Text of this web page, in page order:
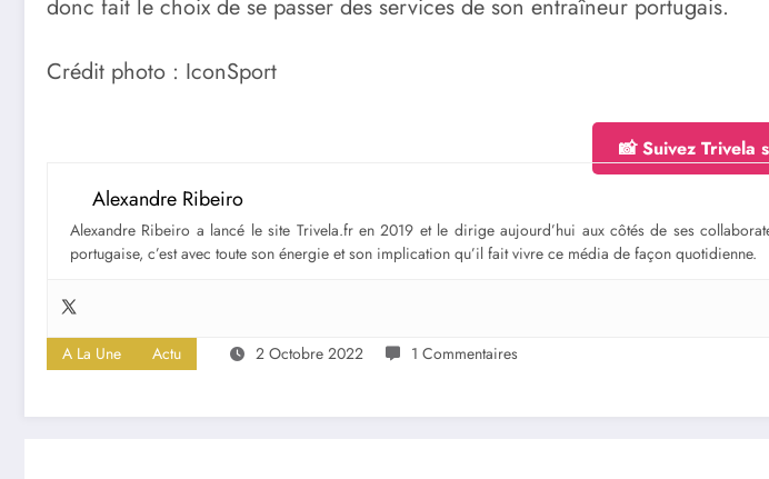
donc fait le choix de se passer des services de son entraîneur portugais.
Crédit photo : IconSport
📸 Suivez Trivela
Alexandre Ribeiro
Alexandre Ribeiro a lancé le site Trivela.fr en 2019 et le dirige aujourd’hui aux côtés de ses
portugaise, c’est avec toute son énergie et son implication qu’il fait vivre ce média de façon quotidienne.
A La Une Actu 2 Octobre 2022 1 Commentaires